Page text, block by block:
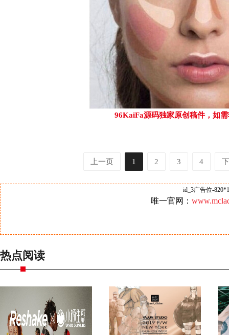
96KaiFa源码独家原创稿件，如
上一页 1 2 3 4
id_3广告位-
唯一官网：
热点阅读